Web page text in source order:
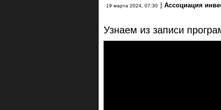
19 марта 2024, 07:30 Ассоциация
Узнаем из записи